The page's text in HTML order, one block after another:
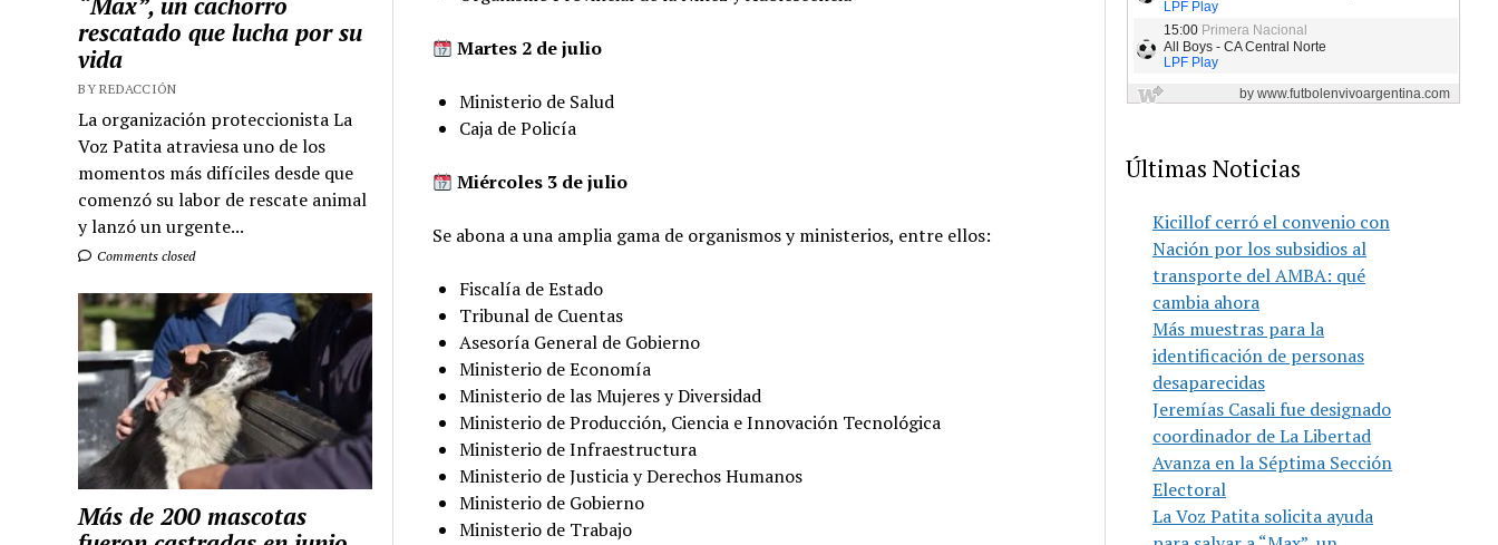
rescatado que lucha por su
vida
BY REDACCIÓN
La organización proteccionista La
Voz Patita atraviesa uno de los
momentos más difíciles desde que
comenzó su labor de rescate animal
y lanzó un urgente...
Comments closed
Más de 200 mascotas
Martes 2 de julio
Ministerio de Salud
Caja de Policía
Miércoles 3 de julio
Se abona a una amplia gama de organismos y ministerios, entre ellos:
Fiscalía de Estado
Tribunal de Cuentas
Asesoría General de Gobierno
Ministerio de Economía
Ministerio de las Mujeres y Diversidad
Ministerio de Producción, Ciencia e Innovación Tecnológica
Ministerio de Infraestructura
Ministerio de Justicia y Derechos Humanos
Ministerio de Gobierno
Ministerio de Trabajo
Últimas Noticias
Kicillof cerró el convenio con
Nación por los subsidios al
transporte del AMBA: qué
cambia ahora
Más muestras para la
identificación de personas
desaparecidas
Jeremías Casali fue designado
coordinador de La Libertad
Avanza en la Séptima Sección
Electoral
La Voz Patita solicita ayuda